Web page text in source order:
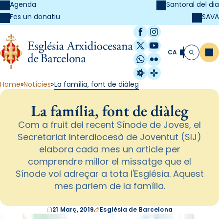
Agenda
Fes un donatiu
Santoral del dia
SAVA
Facebook
Instagram
X / Twitter
YouTube
WhatsApp
Flickr
Radio Estel
Catalunya
CA Cerca
Home Notícies La família, font de diàleg
La família, font de diàleg
Com a fruit del recent Sínode de Joves, el
Secretariat Interdiocesà de Joventut (SIJ)
elabora cada mes un article per
comprendre millor el missatge que el
Sínode vol adreçar a tota l'Església. Aquest
mes parlem de la família.
21 Març, 2019 Església de Barcelona